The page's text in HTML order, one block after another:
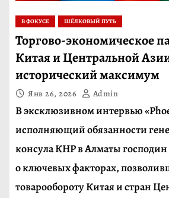
В ФОКУСЕ ШЁЛКОВЫЙ ПУТЬ
Торгово-экономическое
Китая и Центральной
исторический максимум
Янв 26, 2026 Admin
В эксклюзивном интервью
исполняющий обязанности
консула КНР в Алматы
о ключевых факторах,
товарообороту Китая и стран